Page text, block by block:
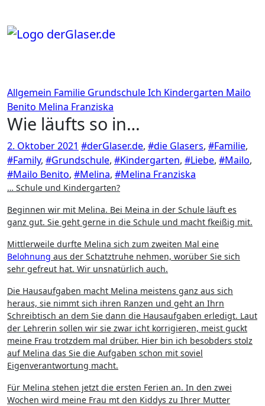
springen
Allgemein Familie GrundschuleIch Kindergarten Mailo
Benito Melina Franziska
Wie läufts so in…
2. Oktober 2021 #derGlaser.de, #die Glasers, #Familie,
#Family, #Grundschule, #Kindergarten, #Liebe, #Mailo,
#Mailo Benito, #Melina, #Melina Franziska
… Schule und Kindergarten?
Beginnen wir mit Melina. Bei Meina in der Schule läuft es
ganz gut. Sie geht gerne in die Schule und macht fkeißig mit.
Mittlerweile durfte Melina sich zum zweiten Mal eine
Belohnung aus der Schatztruhe nehmen, worüber Sie sich
sehr gefreut hat. Wir unsnatürlich auch.
Die Hausaufgaben macht Melina meistens ganz aus sich
heraus, sie nimmt sich ihren Ranzen und geht an Ihrn
Schreibtisch an dem Sie dann die Hausaufgaben erledigt. Laut
der Lehrerin sollen wir sie zwar icht korrigieren, meist guckt
meine Frau trotzdem mal drüber. Hier bin ich besobders stolz
auf Melina das Sie die Aufgaben schon mit soviel
Eigenverantwortung macht.
Für Melina stehen jetzt die ersten Ferien an. In den zwei
Wochen wird meine Frau mt den Kiddys zu Ihrer Mutter